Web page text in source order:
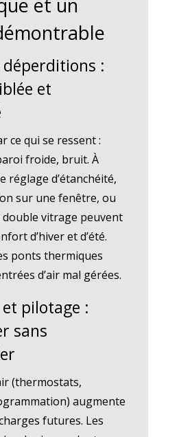
et un
:
et
ce qui se ressent :
froide, bruit. À
réglage d’étanchéité,
sur une fenêtre, ou
double vitrage peuvent
d’hiver et d’été.
ponts thermiques
d’air mal gérées.
pilotage :
sans
(thermostats,
augmente
futures. Les